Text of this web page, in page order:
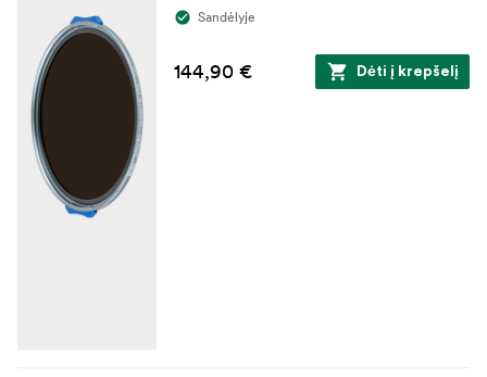
Sandėlyje
144,90 € Dėti į krepšelį